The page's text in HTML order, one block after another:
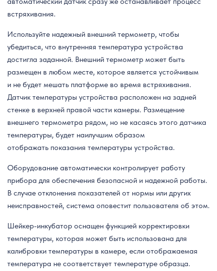
встряхивания.
Используйте надежный внешний термометр, чтобы
убедиться, что внутренняя температура устройства
достигла заданной. Внешний термометр может быть
размещен в любом месте, которое является устойчивым
и не будет мешать платформе во время встряхивания.
Датчик температуры устройства расположен на задней
стенке в верхней правой части камеры. Размещение
внешнего термометра рядом, но не касаясь этого датчика
температуры, будет наилучшим образом
отображать показания температуры устройства.
Оборудование автоматически контролирует работу
прибора для обеспечения безопасной и надежной работы.
В случае отклонения показателей от нормы или других
неисправностей, система оповестит пользователя об этом.
Шейкер-инкубатор оснащен функцией корректировки
температуры, которая может быть использована для
калибровки температуры в камере, если отображаемая
температура не соответствует температуре образца.